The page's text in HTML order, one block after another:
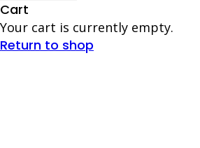
Cart
Your cart is currently empty.
Return to shop